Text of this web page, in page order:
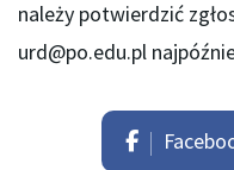
należy potwierdzić
urd@po.edu.pl